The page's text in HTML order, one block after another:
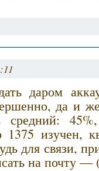
даром
да и
средний:
изучен,
для связи,
на почту —